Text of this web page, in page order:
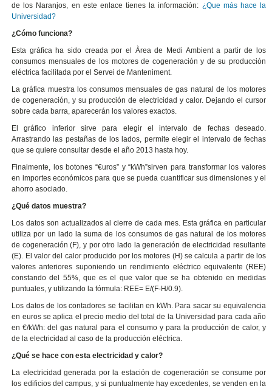
de los Naranjos, en este enlace tienes la información: ¿Que más hace la
Universidad?
¿Cómo funciona?
Esta gráfica ha sido creada por el Àrea de Medi Ambient a partir de los
consumos mensuales de los motores de cogeneración y de su producción
eléctrica facilitada por el Servei de Manteniment.
La gráfica muestra los consumos mensuales de gas natural de los motores
de cogeneración, y su producción de electricidad y calor. Dejando el cursor
sobre cada barra, aparecerán los valores exactos.
El gráfico inferior sirve para elegir el intervalo de fechas deseado.
Arrastrando las pestañas de los lados, permite elegir el intervalo de fechas
que se quiere consultar desde el año 2013 hasta hoy.
Finalmente, los botones “€uros” y “kWh”sirven para transformar los valores
en importes económicos para que se pueda cuantificar sus dimensiones y el
ahorro asociado.
¿Qué datos muestra?
Los datos son actualizados al cierre de cada mes. Esta gráfica en particular
utiliza por un lado la suma de los consumos de gas natural de los motores
de cogeneración (F), y por otro lado la generación de electricidad resultante
(E). El valor del calor producido por los motores (H) se calcula a partir de los
valores anteriores suponiendo un rendimiento eléctrico equivalente (REE)
constando del 55%, que es el que valor que se ha obtenido en medidas
puntuales, y utilizando la fórmula: REE= E/(F-H/0.9).
Los datos de los contadores se facilitan en kWh. Para sacar su equivalencia
en euros se aplica el precio medio del total de la Universidad para cada año
en €/kWh: del gas natural para el consumo y para la producción de calor, y
de la electricidad al caso de la producción eléctrica.
¿Qué se hace con esta electricidad y calor?
La electricidad generada por la estación de cogeneración se consume por
los edificios del campus, y si puntualmente hay excedentes, se venden en la